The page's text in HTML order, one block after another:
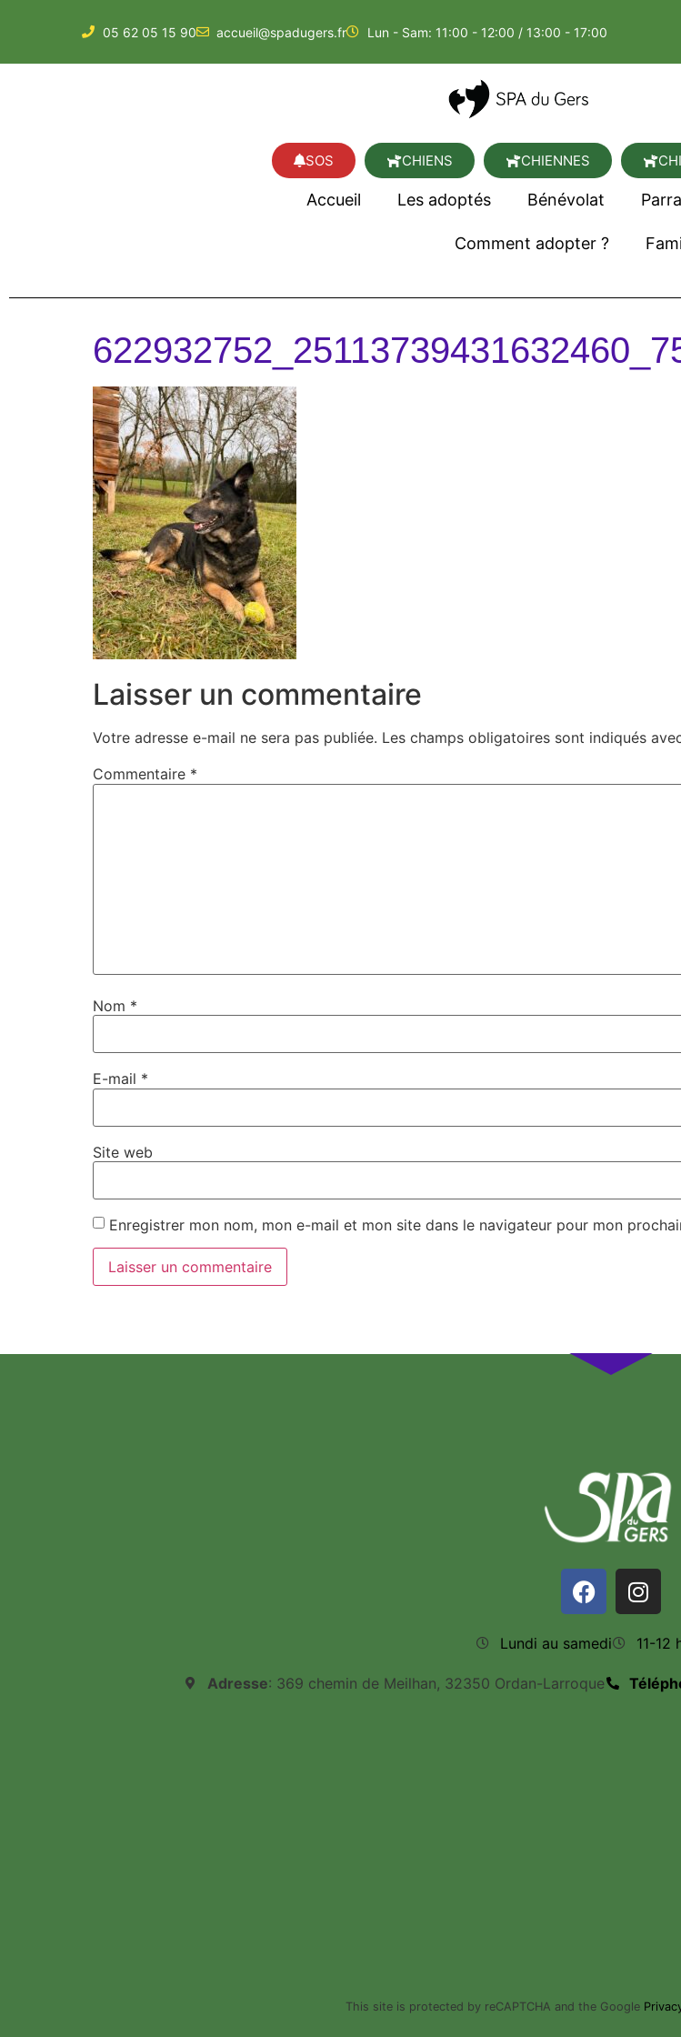
05 62 05 15 90 accueil@spadugers.fr Lun - Sam: 11:00 - 12:00 / 13:00 - 17:00
SOS CHIENS CHIENNES
Accueil Les adoptés Bénévolat
Comment adopter ?
Laisser un commentaire
Votre adresse e-mail ne sera pas publiée. Les champs obligatoires sont indiqués
Commentaire *
Nom *
E-mail *
Site web
Enregistrer mon nom, mon e-mail et mon site dans le navigateur pour mon
Lundi au samedi 11-12
Adresse: 369 chemin de Meilhan, 32350 Ordan-Larroque
This site is protected by reCAPTCHA and the Google